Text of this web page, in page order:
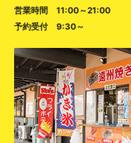
営業時間 11:00～21:00
予約受付 9:30～